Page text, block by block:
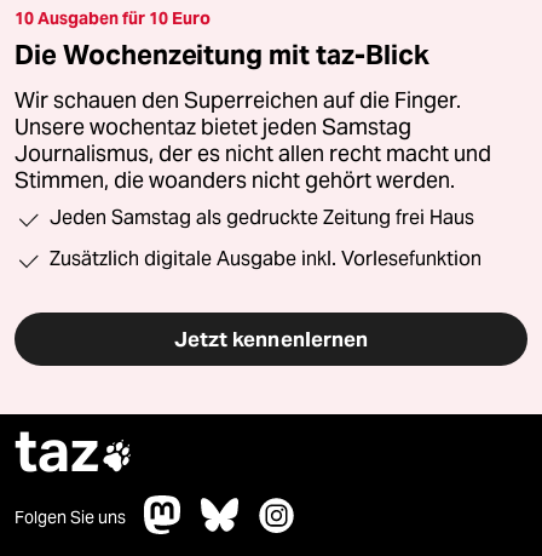
10 Ausgaben für 10 Euro
Die Wochenzeitung mit taz-Blick
Wir schauen den Superreichen auf die Finger.
Unsere wochentaz bietet jeden Samstag
Journalismus, der es nicht allen recht macht und
Stimmen, die woanders nicht gehört werden.
Jeden Samstag als gedruckte Zeitung frei Haus
Zusätzlich digitale Ausgabe inkl. Vorlesefunktion
Jetzt kennenlernen
taz
Folgen Sie uns